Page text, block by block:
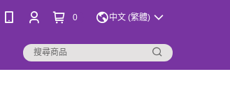
0 中文 (繁體)